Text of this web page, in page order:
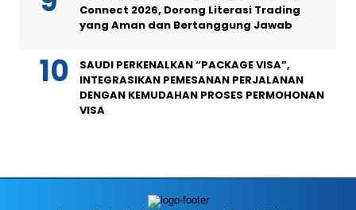
Connect 2026, Dorong Literasi Trading
yang Aman dan Bertanggung Jawab
SAUDI PERKENALKAN “PACKAGE VISA”,
INTEGRASIKAN PEMESANAN PERJALANAN
DENGAN KEMUDAHAN PROSES PERMOHONAN
VISA